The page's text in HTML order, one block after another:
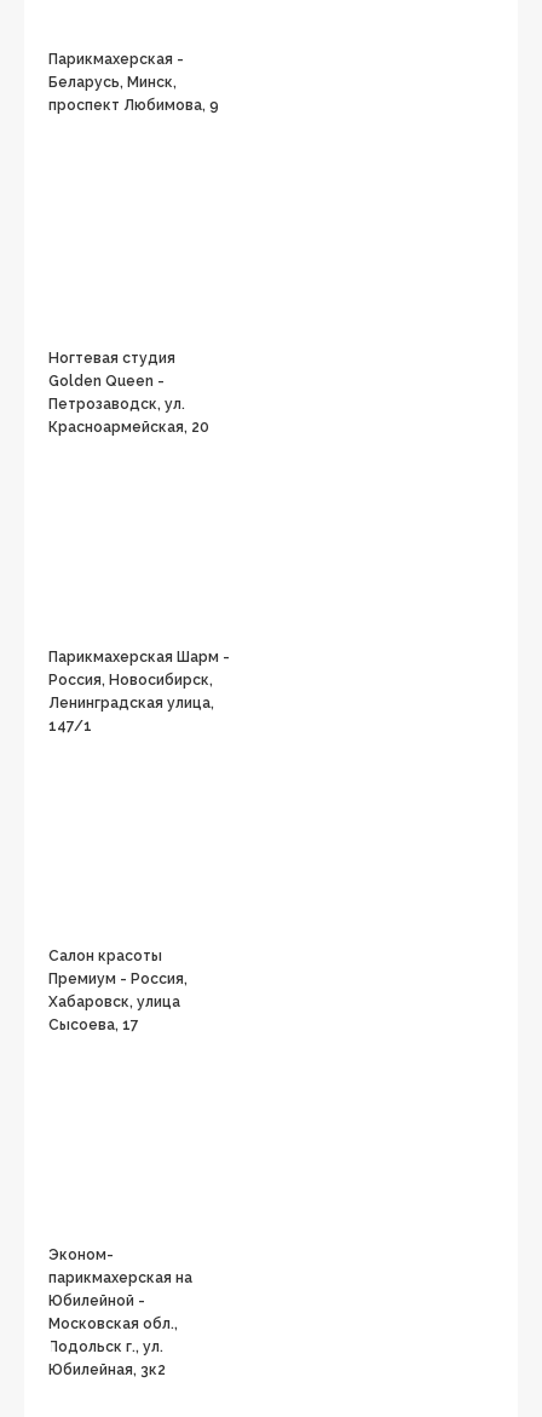
Парикмахерская -
Беларусь, Минск,
проспект Любимова, 9
Ногтевая студия
Golden Queen -
Петрозаводск, ул.
Красноармейская, 20
Парикмахерская Шарм -
Россия, Новосибирск,
Ленинградская улица,
147/1
Салон красоты
Премиум - Россия,
Хабаровск, улица
Сысоева, 17
Эконом-
парикмахерская на
Юбилейной -
Московская обл.,
Подольск г., ул.
Юбилейная, 3к2